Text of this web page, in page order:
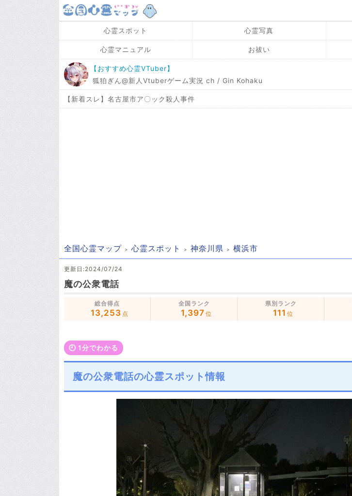
心霊スポット 心霊写真
心霊マニュアル お祓い
【おすすめ心霊VTuber】
狐狛ぎん@新人Vtuberゲーム実況 ch / Gin Kohaku
【新着スレ】名古屋市ア〇ック殺人事件
全国心霊マップ 心霊スポット 神奈川県 横浜市
更新日:2024/07/24
魔の公衆電話
総合得点
13,253 点
全国ランク
1,397 位
県別ランク
111 位
🕘️ 1分でわかる
魔の公衆電話の心霊スポット情報